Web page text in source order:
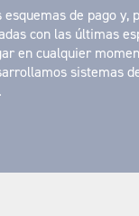
de pago y,
con las últimas
en cualquier
sistemas